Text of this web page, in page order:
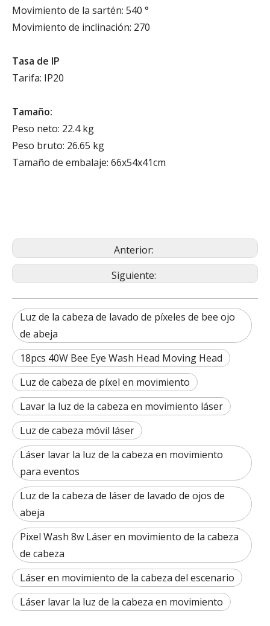
Movimiento de la sartén: 540 °
Movimiento de inclinación: 270
Tasa de IP
Tarifa: IP20
Tamaño:
Peso neto: 22.4 kg
Peso bruto: 26.65 kg
Tamaño de embalaje: 66x54x41cm
Anterior:
Siguiente:
Luz de la cabeza de lavado de píxeles de bee ojo
de abeja
18pcs 40W Bee Eye Wash Head Moving Head
Luz de cabeza de píxel en movimiento
Lavar la luz de la cabeza en movimiento láser
Luz de cabeza móvil láser
Láser lavar la luz de la cabeza en movimiento
para eventos
Luz de la cabeza de láser de lavado de ojos de
abeja
Pixel Wash 8w Láser en movimiento de la cabeza
de cabeza
Láser en movimiento de la cabeza del escenario
Láser lavar la luz de la cabeza en movimiento